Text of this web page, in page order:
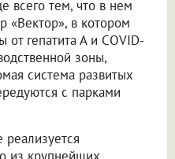
всего тем, что в нем
«Вектор», в котором
гепатита А и COVID-
зоны,
система развитых
с парками
реализуется